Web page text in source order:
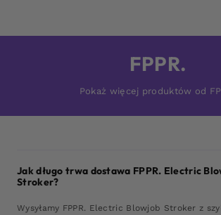
FPPR.
Pokaż więcej produktów od
Jak długo trwa dostawa FPPR. Electric
Stroker?
Wysyłamy FPPR. Electric Blowjob Stroker z